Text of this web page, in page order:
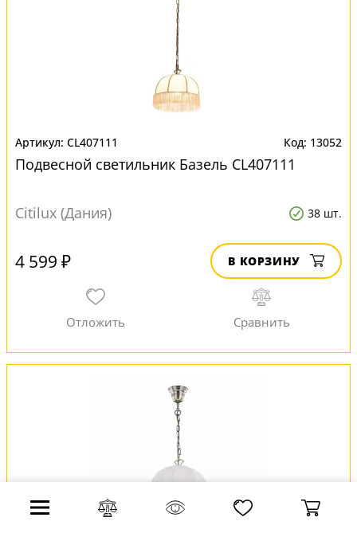
CL407111 13052
Подвесной светильник Базель CL407111
Citilux (Дания) 38 шт.
4 599 ₽ В КОРЗИНУ